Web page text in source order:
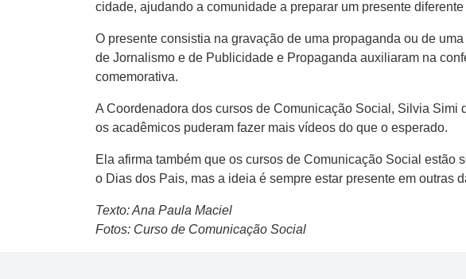
cidade, ajudando a comunidade a preparar um presente
O presente consistia na gravação de uma propaganda ou de
de Jornalismo e de Publicidade e Propaganda auxiliaram na
comemorativa.
A Coordenadora dos cursos de Comunicação Social, Silvia
os acadêmicos puderam fazer mais vídeos do que o esperado.
Ela afirma também que os cursos de Comunicação Social estão
o Dias dos Pais, mas a ideia é sempre estar presente em outras
Texto: Ana Paula Maciel
Fotos: Curso de Comunicação Social